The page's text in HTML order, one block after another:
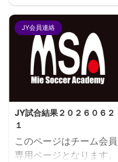
閲覧にはユーザー名とパ
スワードにてログインが
必要となります。既存ユ
ーザのログインユーザー
名またはメールアドレス
パスワード ログイン状態
JY会員連絡
JY試合結果２０２６０６２
１
このページはチーム会員
専用ページとなります。